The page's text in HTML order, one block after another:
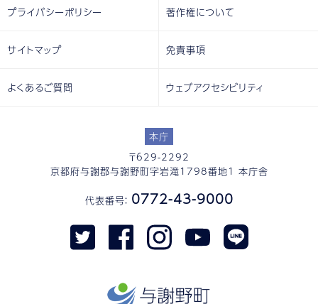
本庁
〒629-2292
京都府与謝郡与謝野町字岩滝1798番地1 本庁舎
代表番号： 0772-43-9000
プライバシーポリシー 著作権について
サイトマップ 免責事項
よくあるご質問 ウェブアクセシビリティ